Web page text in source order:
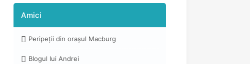
Amici
Peripeții din orașul Macburg
Blogul lui Andrei